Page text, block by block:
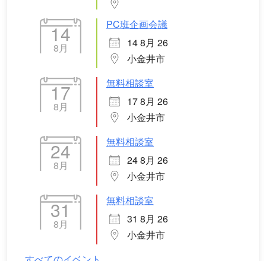
14
8月
PC班企画会議
14 8月 26
小金井市
17
8月
無料相談室
17 8月 26
小金井市
24
8月
無料相談室
24 8月 26
小金井市
31
8月
無料相談室
31 8月 26
小金井市